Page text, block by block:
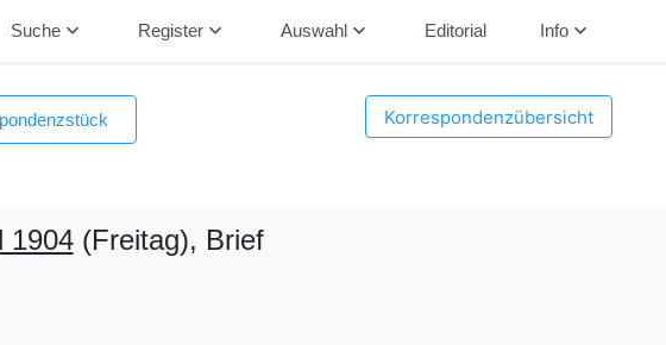
Suchekeyboard_arrow_down Registerkeyboard_arrow_down Auswahlkeyboard_arrow_down Editorial Infokeyboard_arrow_down
Korrespondenzübersicht
1904(Freitag), Brief